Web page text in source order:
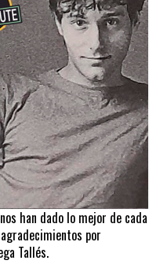
han dado lo mejor de cada
por
Tallés.